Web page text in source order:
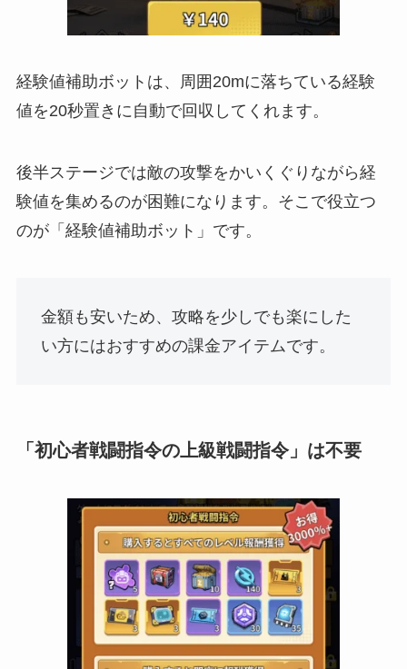
経験値補助ボットは、周囲20mに落ちている経験
値を20秒置きに自動で回収してくれます。
後半ステージでは敵の攻撃をかいくぐりながら経
験値を集めるのが困難になります。そこで役立つ
のが「経験値補助ボット」です。
金額も安いため、攻略を少しでも楽にした
い方にはおすすめの課金アイテムです。
「初心者戦闘指令の上級戦闘指令」は不要